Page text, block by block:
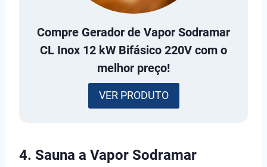
Compre Gerador de Vapor Sodramar
CL Inox 12 kW Bifásico 220V com o
melhor preço!
VER PRODUTO
4. Sauna a Vapor Sodramar